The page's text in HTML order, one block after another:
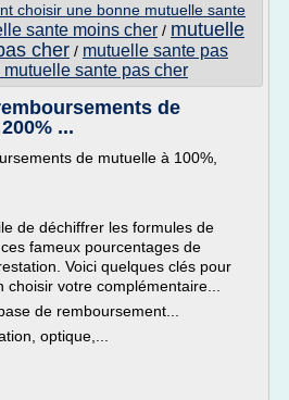
choisir une bonne mutuelle sante
sante moins cher / mutuelle
cher / mutuelle sante pas
mutuelle sante pas cher
de
...
de mutuelle à 100%,
de déchiffrer les formules de
fameux pourcentages de
Voici quelques clés pour
votre complémentaire...
de remboursement...
optique,...